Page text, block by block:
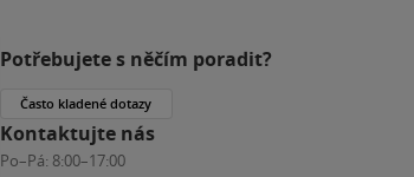
Potřebujete s něčím poradit?
Často kladené dotazy
Kontaktujte nás
Po–Pá: 8:00–17:00